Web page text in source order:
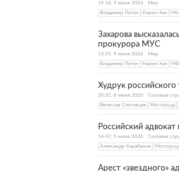
19:18, 9 июня 2026
Мир
Владимир Путин
Карим Хан
Захарова
прокурора МУС
13:51, 9 июня 2026
Мир
Владимир Путин
Карим Хан
Худрук
20:01, 8 июня 2026
Силовые
Вячеслав Спесивцев
Мосгорсуд
Российский
14:47, 5 июня 2026
Силовые
Александр Карабанов
Арест «звездного»